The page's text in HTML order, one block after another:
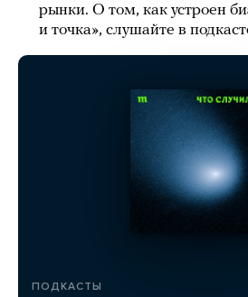
рынки. О том, как устроен
и точка», слушайте в
ПОДКАСТЫ